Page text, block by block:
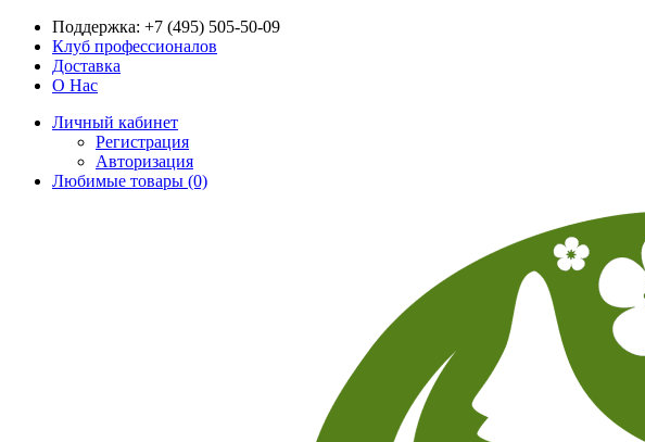
Поддержка: +7 (495) 505-50-09
Клуб профессионалов
Доставка
О Нас
Личный кабинет
Регистрация
Авторизация
Любимые товары (0)